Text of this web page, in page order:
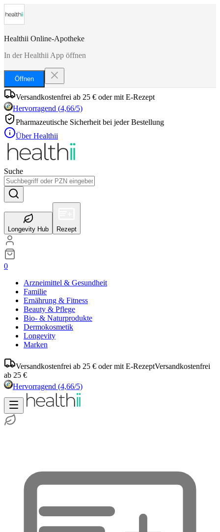
Healthii Online-Apotheke
In der Healthii App öffnen
Öffnen
Versandkostenfrei ab 25 € oder mit E-Rezept
Hervorragend (4,66/5)
Pharmazeutische Sicherheit bei jeder Bestellung
Über Healthii
Suche
Longevity Hub Rezept
0
Arzneimittel & Gesundheit
Familie
Ernährung & Fitness
Beauty & Pflege
Bio- & Naturprodukte
Dermokosmetik
Longevity
Marken
Versandkostenfrei ab 25 € oder mit E-RezeptVersandkostenfrei
ab 25 €
Hervorragend (4,66/5)